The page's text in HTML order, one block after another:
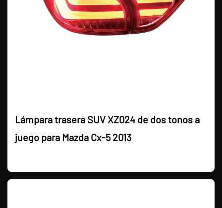
Lámpara trasera SUV XZ024 de dos tonos a
juego para Mazda Cx-5 2013